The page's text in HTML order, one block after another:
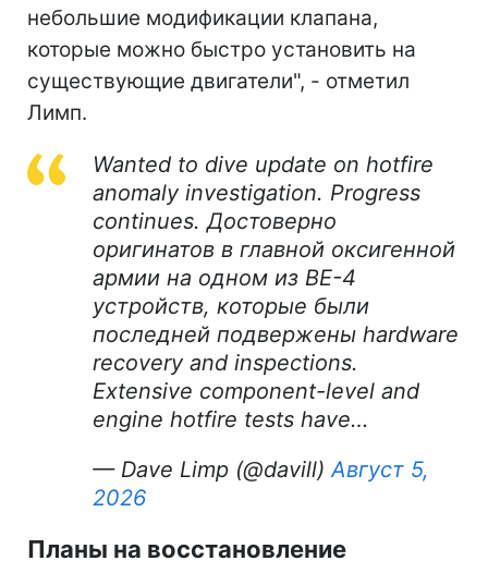
небольшие модификации клапана,
которые можно быстро установить на
существующие двигатели", - отметил
Лимп.
Wanted to dive update on hotfire
anomaly investigation. Progress
continues. Достоверно
оригинатов в главной оксигенной
армии на одном из BE-4
устройств, которые были
последней подвержены hardware
recovery and inspections.
Extensive component-level and
engine hotfire tests have…
— Dave Limp (@davill) Август 5,
2026
Планы на восстановление